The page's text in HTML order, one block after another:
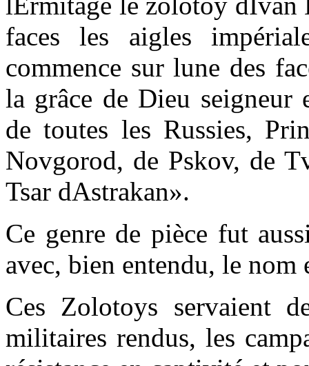
faces les aigles
commence sur lune des
la grâce de Dieu seigneur
de toutes les Russies,
Novgorod, de Pskov, de
Tsar dAstrakan».
Ce genre de pièce fut
avec, bien entendu, le
Ces Zolotoys servaient
militaires rendus, les